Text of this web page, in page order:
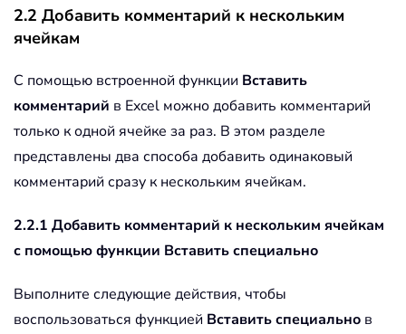
2.2 Добавить комментарий к нескольким
ячейкам
С помощью встроенной функции Вставить
комментарий в Excel можно добавить комментарий
только к одной ячейке за раз. В этом разделе
представлены два способа добавить одинаковый
комментарий сразу к нескольким ячейкам.
2.2.1 Добавить комментарий к нескольким ячейкам
с помощью функции Вставить специально
Выполните следующие действия, чтобы
воспользоваться функцией Вставить специально в